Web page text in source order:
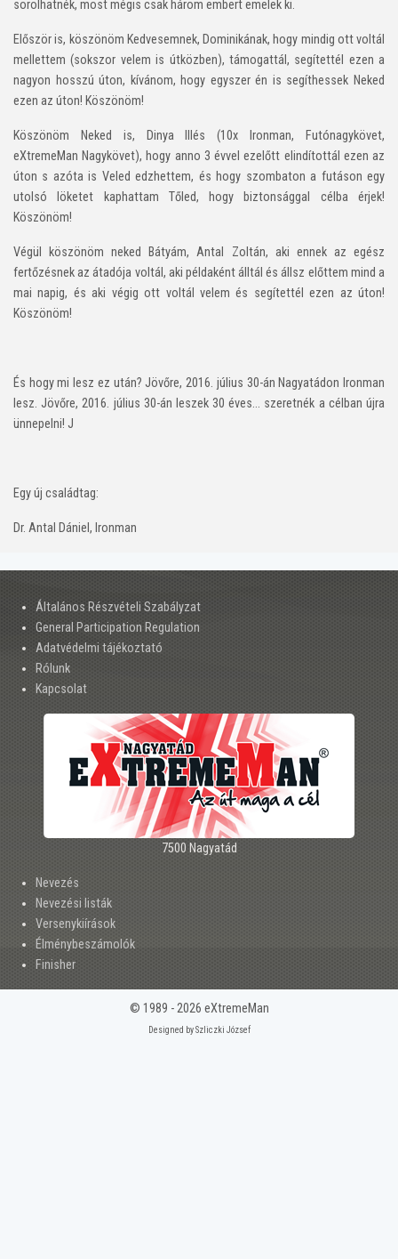
sorolhatnék, most mégis csak három embert emelek ki.
Először is, köszönöm Kedvesemnek, Dominikának, hogy mindig ott voltál
mellettem (sokszor velem is útközben), támogattál, segítettél ezen a
nagyon hosszú úton, kívánom, hogy egyszer én is segíthessek Neked
ezen az úton! Köszönöm!
Köszönöm Neked is, Dinya Illés (10x Ironman, Futónagykövet,
eXtremeMan Nagykövet), hogy anno 3 évvel ezelőtt elindítottál ezen az
úton s azóta is Veled edzhettem, és hogy szombaton a futáson egy
utolsó löketet kaphattam Tőled, hogy biztonsággal célba érjek!
Köszönöm!
Végül köszönöm neked Bátyám, Antal Zoltán, aki ennek az egész
fertőzésnek az átadója voltál, aki példaként álltál és állsz előttem mind a
mai napig, és aki végig ott voltál velem és segítettél ezen az úton!
Köszönöm!
És hogy mi lesz ez után? Jövőre, 2016. július 30-án Nagyatádon Ironman
lesz. Jövőre, 2016. július 30-án leszek 30 éves… szeretnék a célban újra
ünnepelni! J
Egy új családtag:
Dr. Antal Dániel, Ironman
Általános Részvételi Szabályzat
General Participation Regulation
Adatvédelmi tájékoztató
Rólunk
Kapcsolat
7500 Nagyatád
Nevezés
Nevezési listák
Versenykiírások
Élménybeszámolók
Finisher
© 1989 - 2026 eXtremeMan
Designed by Szliczki József